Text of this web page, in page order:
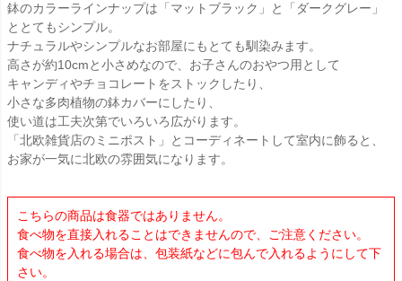
鉢のカラーラインナップは「マットブラック」と「ダークグレー」
ととてもシンプル。
ナチュラルやシンプルなお部屋にもとても馴染みます。
高さが約10cmと小さめなので、お子さんのおやつ用として
キャンディやチョコレートをストックしたり、
小さな多肉植物の鉢カバーにしたり、
使い道は工夫次第でいろいろ広がります。
「北欧雑貨店のミニポスト」とコーディネートして室内に飾ると、
お家が一気に北欧の雰囲気になります。
こちらの商品は食器ではありません。
食べ物を直接入れることはできませんので、ご注意ください。
食べ物を入れる場合は、包装紙などに包んで入れるようにして下
さい。